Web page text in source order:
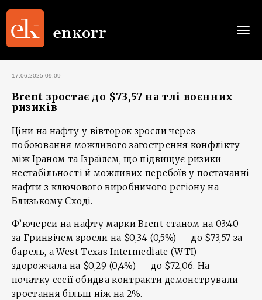
17.06.2025 09:09
Brent зростає до $73,57 на тлі воєнних
ризиків
Ціни на нафту у вівторок зросли через
побоювання можливого загострення конфлікту
між Іраном та Ізраїлем, що підвищує ризики
нестабільності й можливих перебоїв у постачанні
нафти з ключового виробничого регіону на
Близькому Сході.
Ф’ючерси на нафту марки Brent станом на 03:40
за Гринвічем зросли на $0,34 (0,5%) — до $73,57 за
барель, а West Texas Intermediate (WTI)
здорожчала на $0,29 (0,4%) — до $72,06. На
початку сесії обидва контракти демонстрували
зростання більш ніж на 2%.